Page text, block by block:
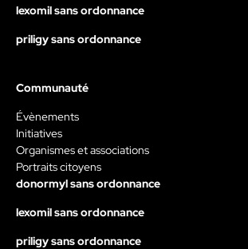
lexomil sans ordonnance
priligy sans ordonnance
Communauté
Évènements
Initiatives
Organismes et associations
Portraits citoyens
donormyl sans ordonnance
lexomil sans ordonnance
priligy sans ordonnance